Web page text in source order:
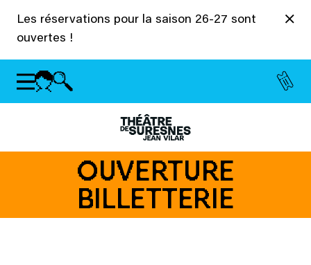
Les réservations pour la saison 26-27 sont
ouvertes !
OUVERTURE
BILLETTERIE